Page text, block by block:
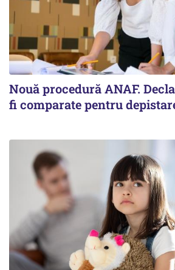
Nouă procedură ANAF.
fi comparate pentru